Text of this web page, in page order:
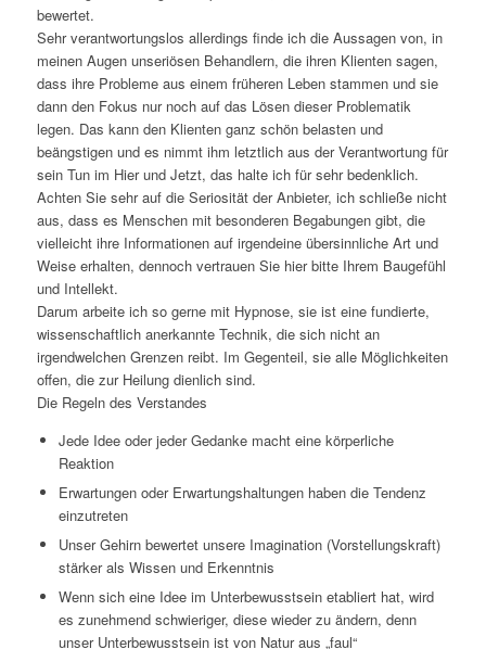
bewertet.
Sehr verantwortungslos allerdings finde ich die Aussagen von, in
meinen Augen unseriösen Behandlern, die ihren Klienten sagen,
dass ihre Probleme aus einem früheren Leben stammen und sie
dann den Fokus nur noch auf das Lösen dieser Problematik
legen. Das kann den Klienten ganz schön belasten und
beängstigen und es nimmt ihm letztlich aus der Verantwortung für
sein Tun im Hier und Jetzt, das halte ich für sehr bedenklich.
Achten Sie sehr auf die Seriosität der Anbieter, ich schließe nicht
aus, dass es Menschen mit besonderen Begabungen gibt, die
vielleicht ihre Informationen auf irgendeine übersinnliche Art und
Weise erhalten, dennoch vertrauen Sie hier bitte Ihrem Baugefühl
und Intellekt.
Darum arbeite ich so gerne mit Hypnose, sie ist eine fundierte,
wissenschaftlich anerkannte Technik, die sich nicht an
irgendwelchen Grenzen reibt. Im Gegenteil, sie alle Möglichkeiten
offen, die zur Heilung dienlich sind.
Die Regeln des Verstandes
Jede Idee oder jeder Gedanke macht eine körperliche
Reaktion
Erwartungen oder Erwartungshaltungen haben die Tendenz
einzutreten
Unser Gehirn bewertet unsere Imagination (Vorstellungskraft)
stärker als Wissen und Erkenntnis
Wenn sich eine Idee im Unterbewusstsein etabliert hat, wird
es zunehmend schwieriger, diese wieder zu ändern, denn
unser Unterbewusstsein ist von Natur aus „faul“